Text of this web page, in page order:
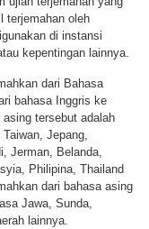
terjemahan oleh
di instansi
kepentingan lainnya.
dari Bahasa
bahasa Inggris ke
tersebut adalah
Jepang,
Jerman, Belanda,
Philipina, Thailand
dari bahasa asing
Jawa, Sunda,
lainnya.